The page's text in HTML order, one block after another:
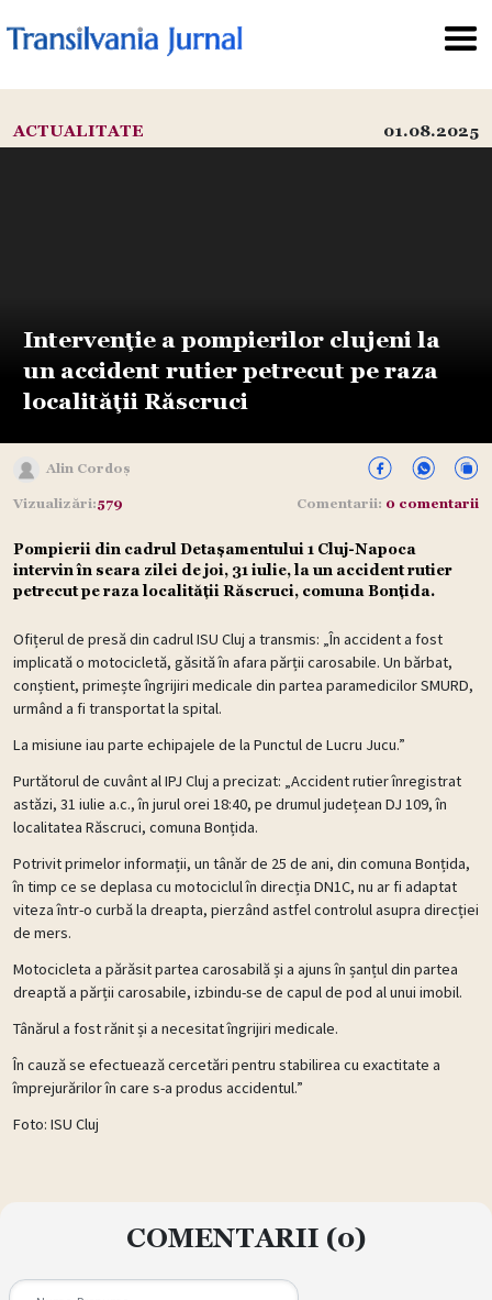
ACTUALITATE 01.08.2025
Intervenție a pompierilor clujeni la
un accident rutier petrecut pe raza
localității Răscruci
Alin Cordoș
Vizualizări:579 Comentarii: 0 comentarii
Pompierii din cadrul Detașamentului 1 Cluj-Napoca
intervin în seara zilei de joi, 31 iulie, la un accident rutier
petrecut pe raza localității Răscruci, comuna Bonțida.
Ofițerul de presă din cadrul ISU Cluj a transmis: „În accident a fost
implicată o motocicletă, găsită în afara părții carosabile. Un bărbat,
conștient, primește îngrijiri medicale din partea paramedicilor SMURD,
urmând a fi transportat la spital.
La misiune iau parte echipajele de la Punctul de Lucru Jucu.”
Purtătorul de cuvânt al IPJ Cluj a precizat: „Accident rutier înregistrat
astăzi, 31 iulie a.c., în jurul orei 18:40, pe drumul județean DJ 109, în
localitatea Răscruci, comuna Bonțida.
Potrivit primelor informații, un tânăr de 25 de ani, din comuna Bonțida,
în timp ce se deplasa cu motociclul în direcția DN1C, nu ar fi adaptat
viteza într-o curbă la dreapta, pierzând astfel controlul asupra direcției
de mers.
Motocicleta a părăsit partea carosabilă și a ajuns în șanțul din partea
dreaptă a părții carosabile, izbindu-se de capul de pod al unui imobil.
Tânărul a fost rănit și a necesitat îngrijiri medicale.
În cauză se efectuează cercetări pentru stabilirea cu exactitate a
împrejurărilor în care s-a produs accidentul.”
Foto: ISU Cluj
COMENTARII (0)